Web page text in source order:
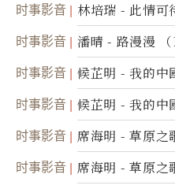
时事影音 林培瑞 - 此情可
时事影音 潘晴 - 路漫漫 （
时事影音 候芷明 - 我的中
时事影音 候芷明 - 我的中
时事影音 席海明 - 草原之
时事影音 席海明 - 草原之